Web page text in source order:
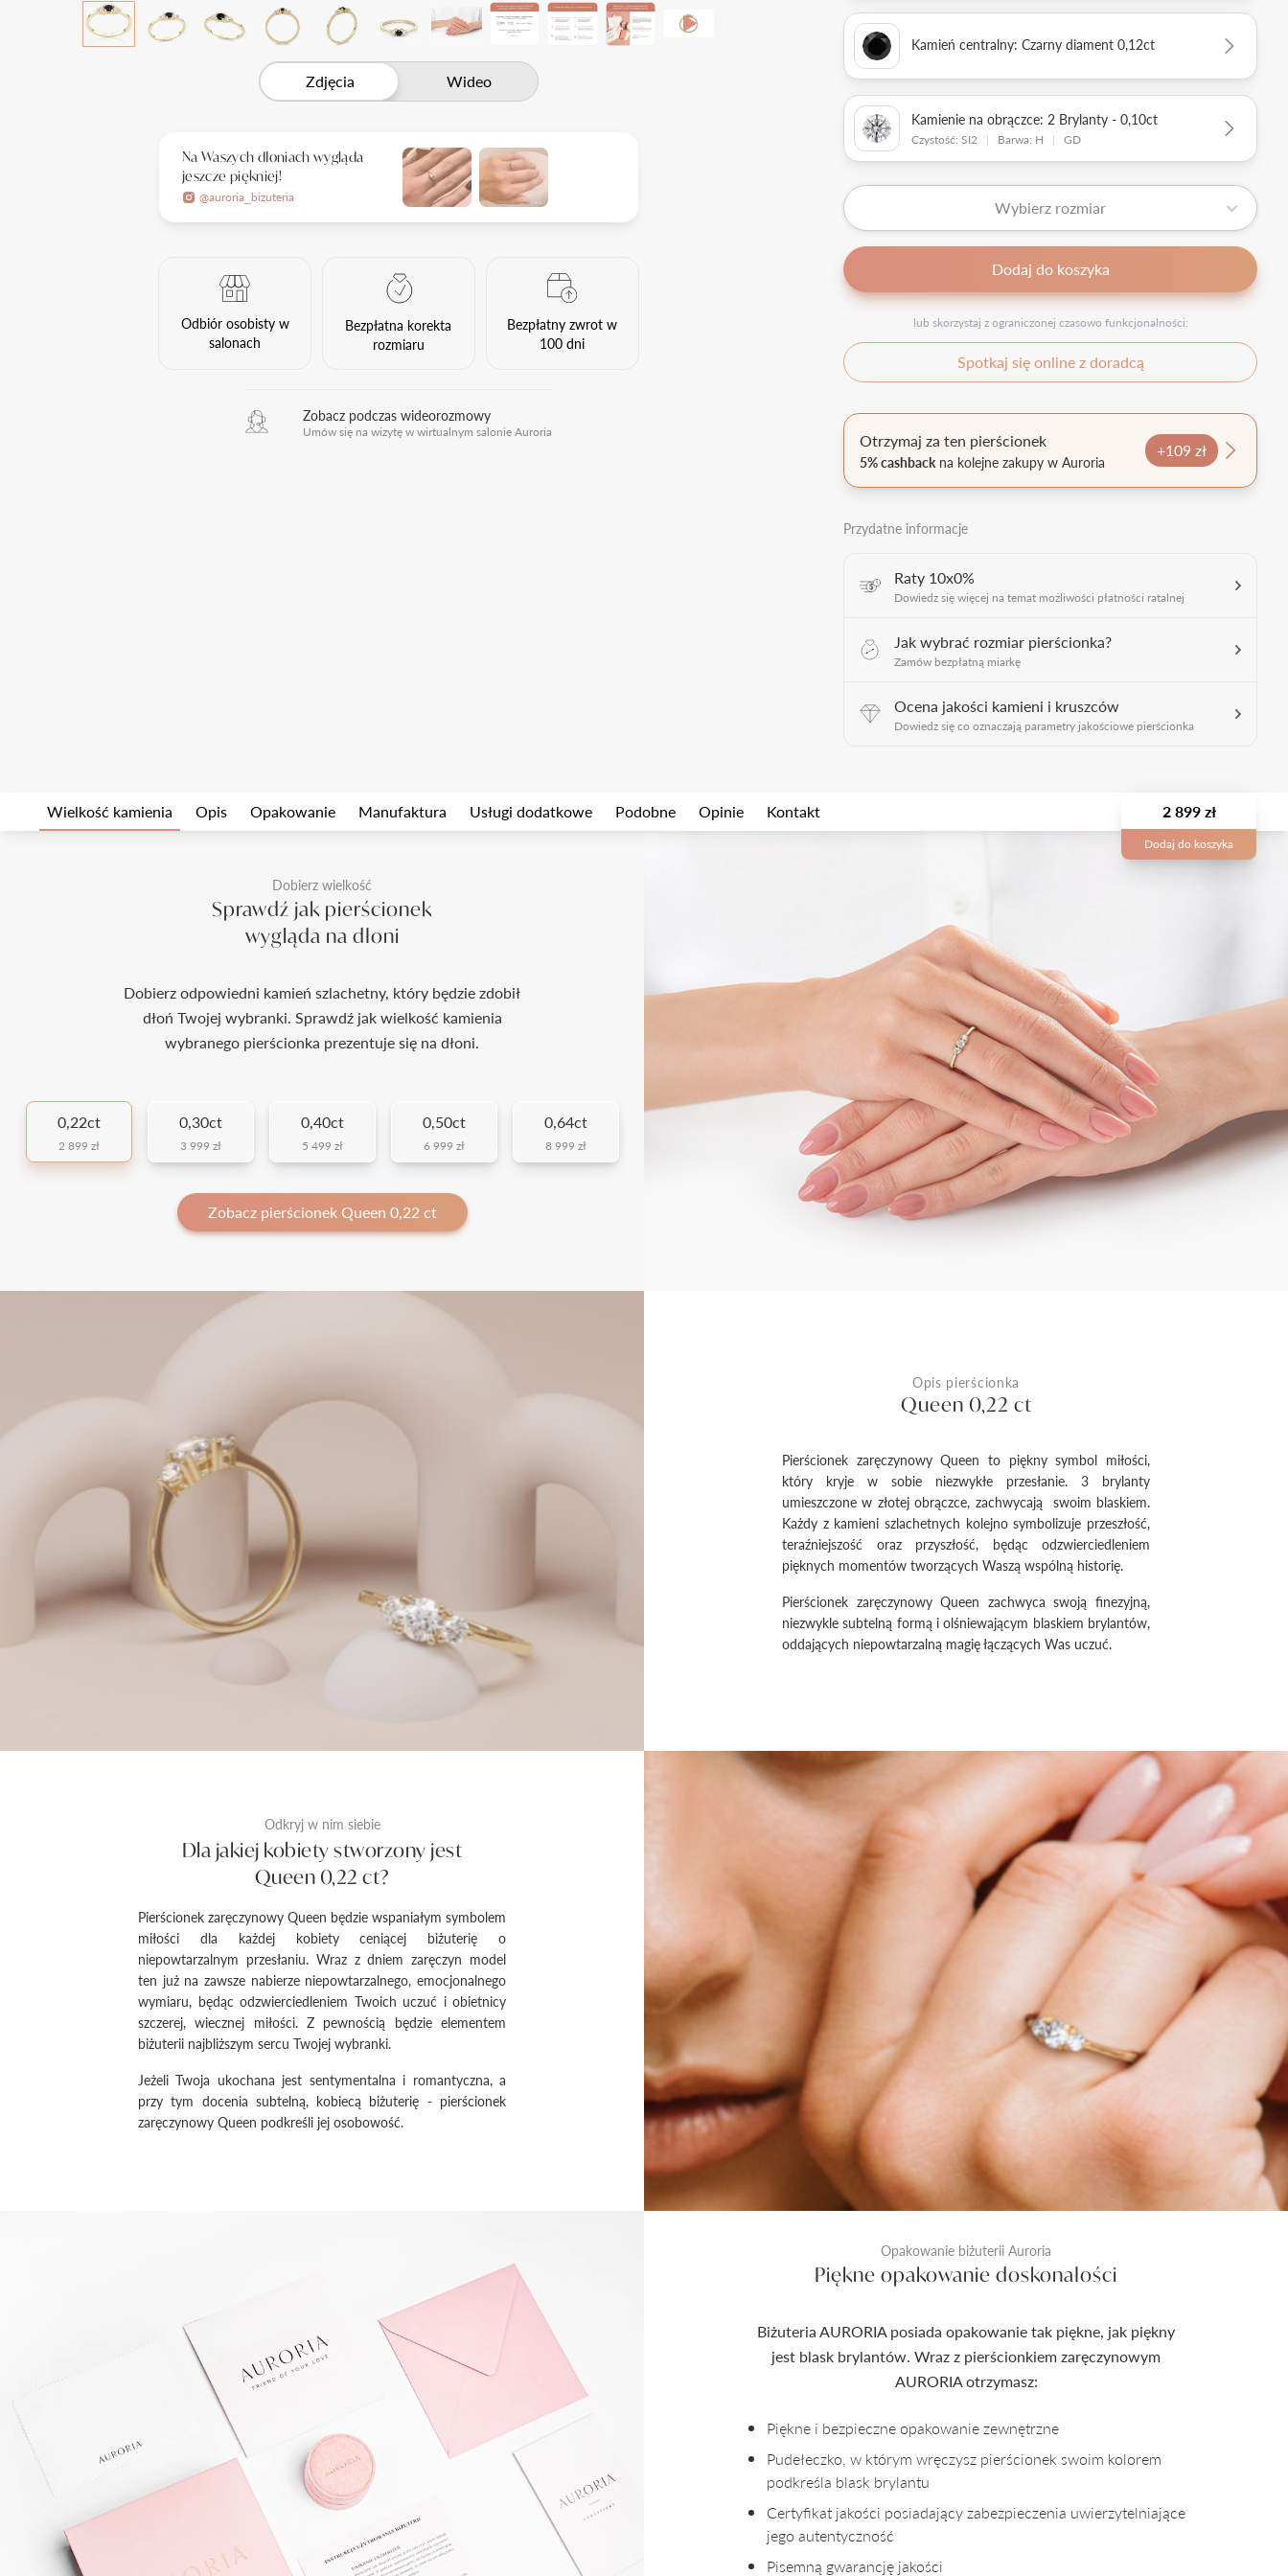
Zdjęcia Wideo
Na Waszych dłoniach wygląda
jeszcze piękniej!
@auroria_bizuteria
Odbiór osobisty w
salonach
Bezpłatna korekta
rozmiaru
Bezpłatny zwrot w
100 dni
Zobacz podczas wideorozmowy
Umów się na wizytę w wirtualnym salonie Auroria
Kamień centralny: Czarny diament 0,12ct
Kamienie na obrączce: 2 Brylanty - 0,10ct
Czystość: SI2 | Barwa: H | GD
Wybierz rozmiar
Dodaj do koszyka
lub skorzystaj z ograniczonej czasowo funkcjonalności:
Spotkaj się online z doradcą
Otrzymaj za ten pierścionek
5% cashback na kolejne zakupy w Auroria
+109 zł
Przydatne informacje
Raty 10x0%
Dowiedz się więcej na temat możliwości płatności ratalnej
Jak wybrać rozmiar pierścionka?
Zamów bezpłatną miarkę
Ocena jakości kamieni i kruszców
Dowiedz się co oznaczają parametry jakościowe pierścionka
Wielkość kamienia Opis Opakowanie Manufaktura Usługi dodatkowe Podobne Opinie Kontakt 2 899 zł
Dodaj do koszyka
Dobierz wielkość
Sprawdź jak pierścionek
wygląda na dłoni
Dobierz odpowiedni kamień szlachetny, który będzie zdobił
dłoń Twojej wybranki. Sprawdź jak wielkość kamienia
wybranego pierścionka prezentuje się na dłoni.
0,22ct
2 899 zł
0,30ct
3 999 zł
0,40ct
5 499 zł
0,50ct
6 999 zł
0,64ct
8 999 zł
Zobacz pierścionek Queen 0,22 ct
Opis pierścionka
Queen 0,22 ct
Pierścionek zaręczynowy Queen to piękny symbol miłości,
który kryje w sobie niezwykłe przesłanie. 3 brylanty
umieszczone w złotej obrączce, zachwycają swoim blaskiem.
Każdy z kamieni szlachetnych kolejno symbolizuje przeszłość,
teraźniejszość oraz przyszłość, będąc odzwierciedleniem
pięknych momentów tworzących Waszą wspólną historię.
Pierścionek zaręczynowy Queen zachwyca swoją finezyjną,
niezwykle subtelną formą i olśniewającym blaskiem brylantów,
oddających niepowtarzalną magię łączących Was uczuć.
Odkryj w nim siebie
Dla jakiej kobiety stworzony jest
Queen 0,22 ct?
Pierścionek zaręczynowy Queen będzie wspaniałym symbolem
miłości dla każdej kobiety ceniącej biżuterię o
niepowtarzalnym przesłaniu. Wraz z dniem zaręczyn model
ten już na zawsze nabierze niepowtarzalnego, emocjonalnego
wymiaru, będąc odzwierciedleniem Twoich uczuć i obietnicy
szczerej, wiecznej miłości. Z pewnością będzie elementem
biżuterii najbliższym sercu Twojej wybranki.
Jeżeli Twoja ukochana jest sentymentalna i romantyczna, a
przy tym docenia subtelną, kobiecą biżuterię - pierścionek
zaręczynowy Queen podkreśli jej osobowość.
Opakowanie biżuterii Auroria
Piękne opakowanie doskonałości
Biżuteria AURORIA posiada opakowanie tak piękne, jak piękny
jest blask brylantów. Wraz z pierścionkiem zaręczynowym
AURORIA otrzymasz:
Piękne i bezpieczne opakowanie zewnętrzne
Pudełeczko, w którym wręczysz pierścionek swoim kolorem
podkreśla blask brylantu
Certyfikat jakości posiadający zabezpieczenia uwierzytelniające
jego autentyczność
Pisemną gwarancję jakości